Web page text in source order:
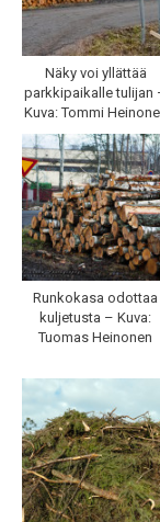
Näky voi yllättää
parkkipaikalle tulijan
Kuva: Tommi
Runkokasa odottaa
kuljetusta – Kuva:
Tuomas Heinonen